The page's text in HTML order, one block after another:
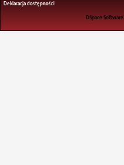
Deklaracja dostępności
DSpace Software